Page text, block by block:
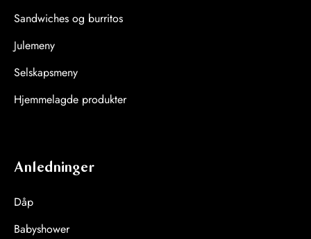
Sandwiches og burritos
Julemeny
Selskapsmeny
Hjemmelagde produkter
Anledninger
Dåp
Babyshower